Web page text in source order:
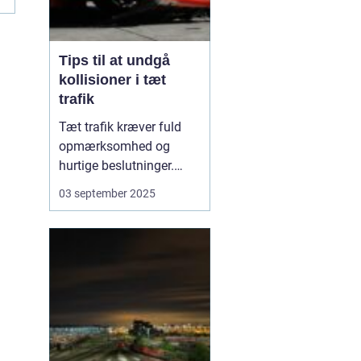
Tips til at undgå
kollisioner i tæt
trafik
Tæt trafik kræver fuld
opmærksomhed og
hurtige beslutninger.
Små fejl kan hurtigt føre
til sammenstød, og
03 september 2025